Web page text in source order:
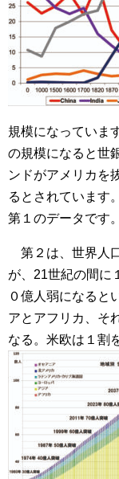
規模になっていま
の規模になると世
ンドがアメリカを
るとされています
第１のデータです。
第２は、世界人
が、21世紀の間に
０億人弱になると
アとアフリカ、そ
なる。米欧は１割